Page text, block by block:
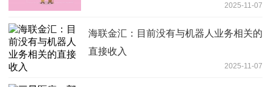
2025-11-07
海联金汇：目前没有与机器人业务相关的
直接收入
2025-11-07